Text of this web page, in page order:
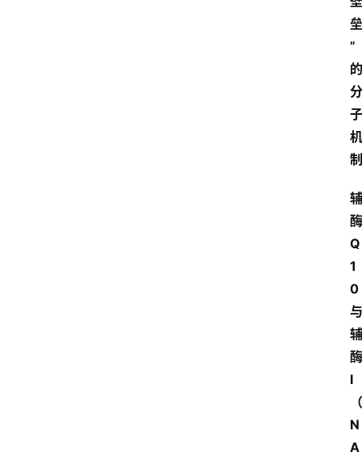
垒
”
的
分
子
机
制
辅
酶
Q
1
0
与
辅
酶
Ⅰ
（
N
A